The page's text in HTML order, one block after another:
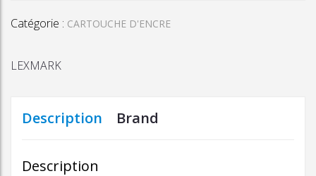
100XL
Catégorie : CARTOUCHE D'ENCRE
LEXMARK
Description Brand
Description